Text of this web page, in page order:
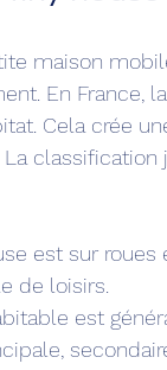
maison
En France,
Cela crée
est sur
de loisirs.
est